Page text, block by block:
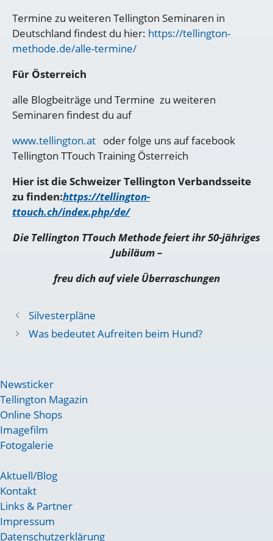
Termine zu weiteren Tellington Seminaren in
Deutschland findest du hier: https://tellington-
methode.de/alle-termine/
Für Österreich
alle Blogbeiträge und Termine zu weiteren
Seminaren findest du auf
www.tellington.at oder folge uns auf facebook
Tellington TTouch Training Österreich
Hier ist die Schweizer Tellington Verbandsseite
zu finden:https://tellington-
ttouch.ch/index.php/de/
Die Tellington TTouch Methode feiert ihr 50-jähriges
Jubiläum –
freu dich auf viele Überraschungen
Silvesterpläne
Was bedeutet Aufreiten beim Hund?
Newsticker
Tellington Magazin
Online Shops
Imagefilm
Fotogalerie
Aktuell/Blog
Kontakt
Links & Partner
Impressum
Datenschutzerklärung